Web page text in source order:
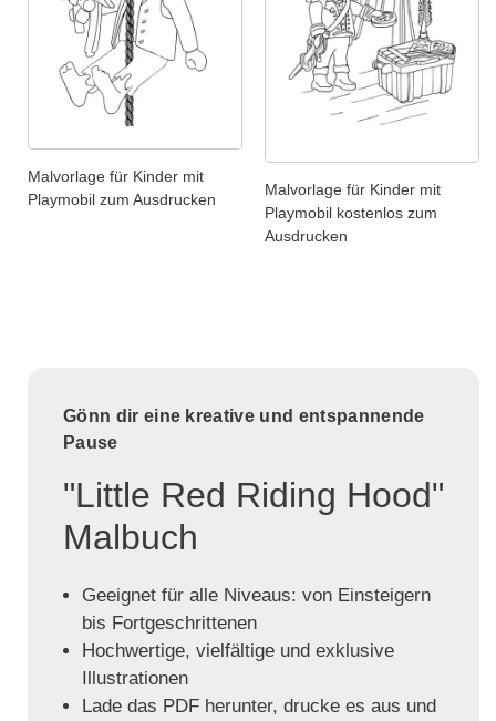
Malvorlage für Kinder mit
Playmobil zum Ausdrucken
Malvorlage für Kinder mit
Playmobil kostenlos zum
Ausdrucken
Gönn dir eine kreative und entspannende
Pause
"Little Red Riding Hood"
Malbuch
Geeignet für alle Niveaus: von Einsteigern
bis Fortgeschrittenen
Hochwertige, vielfältige und exklusive
Illustrationen
Lade das PDF herunter, drucke es aus und